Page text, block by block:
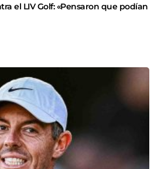
el LIV Golf: «Pensaron que podían